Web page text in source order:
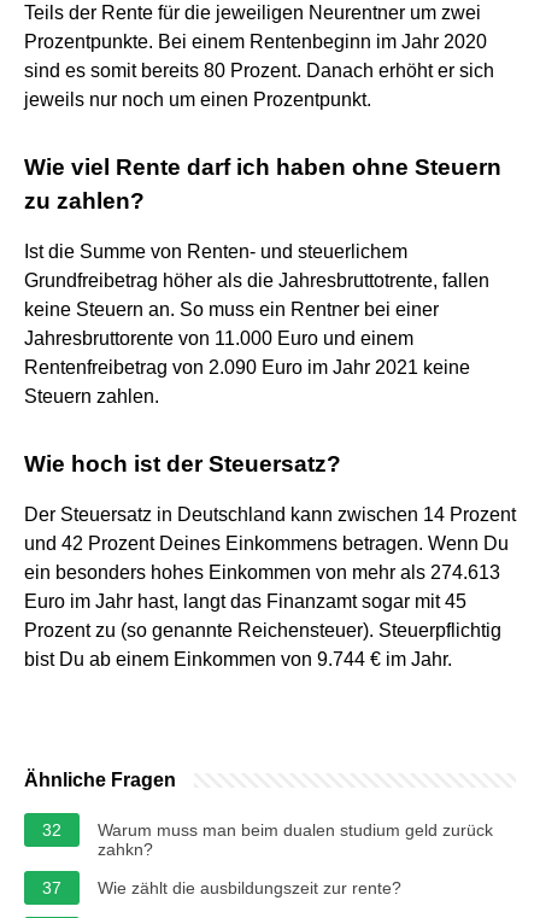
Teils der Rente für die jeweiligen Neurentner um zwei
Prozentpunkte. Bei einem Rentenbeginn im Jahr 2020
sind es somit bereits 80 Prozent. Danach erhöht er sich
jeweils nur noch um einen Prozentpunkt.
Wie viel Rente darf ich haben ohne Steuern
zu zahlen?
Ist die Summe von Renten- und steuerlichem
Grundfreibetrag höher als die Jahresbruttotrente, fallen
keine Steuern an. So muss ein Rentner bei einer
Jahresbruttorente von 11.000 Euro und einem
Rentenfreibetrag von 2.090 Euro im Jahr 2021 keine
Steuern zahlen.
Wie hoch ist der Steuersatz?
Der Steuersatz in Deutschland kann zwischen 14 Prozent
und 42 Prozent Deines Einkommens betragen. Wenn Du
ein besonders hohes Einkommen von mehr als 274.613
Euro im Jahr hast, langt das Finanzamt sogar mit 45
Prozent zu (so genannte Reichensteuer). Steuerpflichtig
bist Du ab einem Einkommen von 9.744 € im Jahr.
Ähnliche Fragen
32
Warum muss man beim dualen studium geld zurück
zahkn?
37
Wie zählt die ausbildungszeit zur rente?